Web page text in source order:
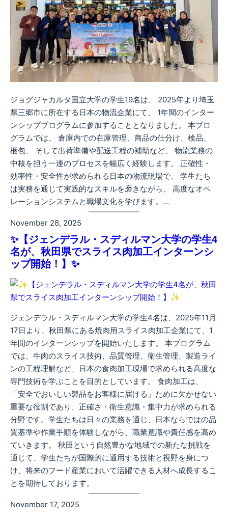
ジョグジャカルタ国立大学の学生19名は、 2025年より埼玉
県三郷市に所在する日本の物流企業にて、 1年間のインター
ンシッププログラムに参加することとなりました。 本プロ
グラムでは、 倉庫内での在庫管理、商品の仕分け、検品、
梱包、 そして出荷準備や配送工程の補助など、 物流業務の
中核を担う一連のプロセスを幅広く経験します。 正確性・
効率性・安全性が求められる日本の物流現場で、 学生たち
は実務を通じて実践的なスキルを磨きながら、 高度なオペ
レーションシステムと職場文化を学びます。…
November 28, 2025
✨【ジェンデラル・スディルマン大学の学生4
名が、秋田県でスライス肉加工インターンシ
ップ開始！】✨
ジェンデラル・スディルマン大学の学生4名は、2025年11月
17日より、秋田県にある焼肉用スライス肉加工企業にて、1
年間のインターンシップを開始いたします。 本プログラム
では、牛肉のスライス技術、品質管理、衛生管理、製造ライ
ンの工程理解など、日本の食肉加工現場で求められる高度な
専門技術を学ぶことを目的としています。 食肉加工は、
「安全でおいしい製品をお客様に届ける」ために欠かせない
重要な役割であり、正確さ・衛生意識・集中力が求められる
分野です。学生たちは日々の業務を通じ、日本ならではの品
質基準や作業手順を体験しながら、職業意識や責任感を高め
ていきます。 秋田という自然豊かな地域での新たな挑戦を
通じて、学生たちが国際的に通用する技術と視野を身につ
け、将来のフード産業において活躍できる人材へ成長するこ
とを期待しております。
November 17, 2025